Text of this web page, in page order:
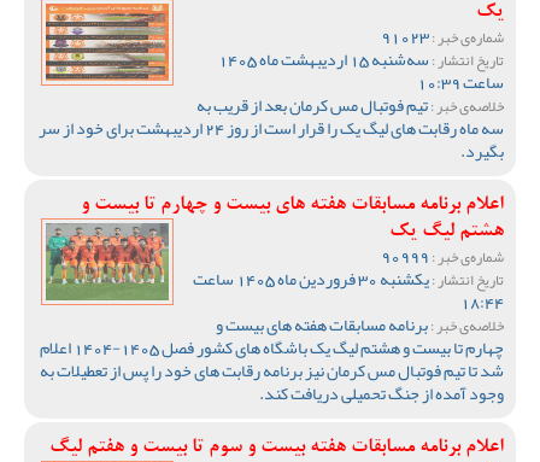
یک
شماره‌ی خبر :
تاریخ انتشار : سه‌شنبه 15 اردیبهشت ماه 1405
ساعت 10:39
خلاصه‌ی خبر :تیم فوتبال مس کرمان بعد از قریب به
سه ماه رقابت های لیگ یک را قرار است از روز 24 اردیبهشت برای خود از سر
بگیرد.
اعلام برنامه مسابقات هفته های بیست و چهارم تا بیست و
هشتم لیگ یک
شماره‌ی خبر :
تاریخ انتشار : یکشنبه 30 فروردین ماه 1405 ساعت
18:44
خلاصه‌ی خبر :برنامه مسابقات هفته های بیست و
چهارم تا بیست و هشتم لیگ یک باشگاه های کشور فصل 1405-1404 اعلام
شد تا تیم فوتبال مس کرمان نیز برنامه رقابت های خود را پس از تعطیلات به
وجود آمده از جنگ تحمیلی دریافت کند.
اعلام برنامه مسابقات هفته بیست و سوم تا بیست و هفتم لیگ